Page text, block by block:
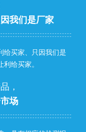
我们是厂家
给买家、只因我们是
给买家。
，
场